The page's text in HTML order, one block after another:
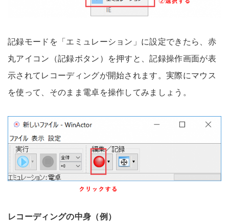
記録モードを「エミュレーション」に設定できたら、赤
丸アイコン（記録ボタン）を押すと、記録操作画面が表
示されてレコーディングが開始されます。実際にマウス
を使って、そのまま電卓を操作してみましょう。
レコーディングの中身（例）